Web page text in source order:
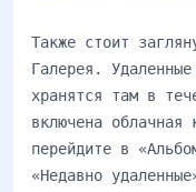
Также стоит
Галерея.
хранятся там в
включена
перейдите в
«Недавно